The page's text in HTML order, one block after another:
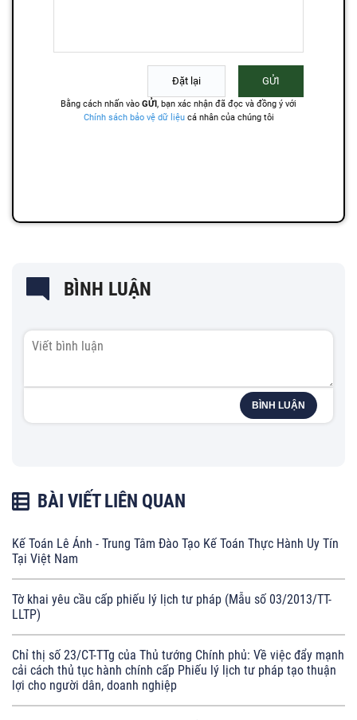
BÌNH LUẬN
BÌNH LUẬN
BÀI VIẾT LIÊN QUAN
Kế Toán Lê Ánh - Trung Tâm Đào Tạo Kế Toán Thực Hành Uy Tín
Tại Việt Nam
Tờ khai yêu cầu cấp phiếu lý lịch tư pháp (Mẫu số 03/2013/TT-
LLTP)
Chỉ thị số 23/CT-TTg của Thủ tướng Chính phủ: Về việc đẩy mạnh
cải cách thủ tục hành chính cấp Phiếu lý lịch tư pháp tạo thuận
lợi cho người dân, doanh nghiệp